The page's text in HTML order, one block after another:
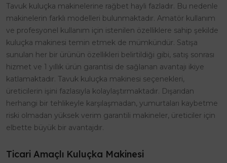
Tavuk kuluçka makinelerine rağbet hayli fazladır. Bu nedenle
makinelerin farklı modelleri bulunmaktadır. Amatör kullanım
ve profesyonel kullanım için istenilen özelliklere sahip şekilde
kuluçka makinesi temin etmek de mümkündür. Satışa
sunulan her bir ürünün özellikleri belirtildiği gibi, satış sonrası
hizmet ve 1 yıllık ürün garantisi de sağlanan avantajı ikiye
katlamaktadır. Tavuk kuluçka makinesi seçenekleri,
üreticilerin işini fazlasıyla kolaylaştırmaktadır. Dışarıdan
herhangi bir tehlikeyle karşılaşmadan, yumurtaları kaybetme
riski olmadan yüksek verim garantili makineler, üreticiler için
elbette büyük bir avantajdır.
Ticari Amaçlı Kuluçka Makinesi